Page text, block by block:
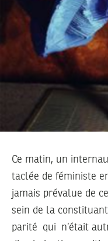
Ce matin, un
taclée de féministe
jamais prévalue de
sein de la
parité qui n’était